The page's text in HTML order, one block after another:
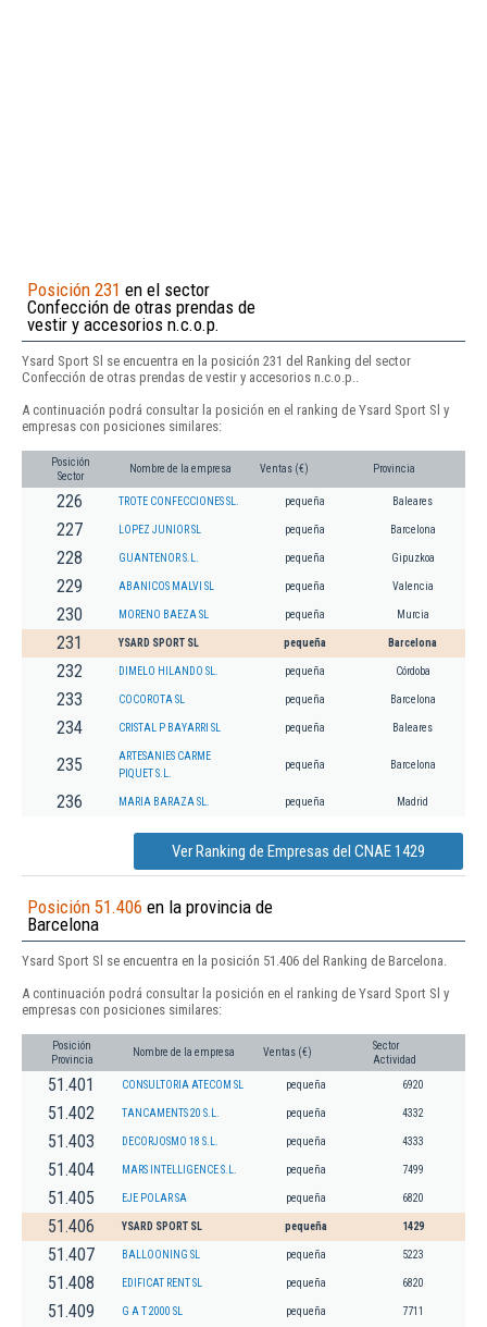
Posición 231 en el sector
Confección de otras prendas de
vestir y accesorios n.c.o.p.
Ysard Sport Sl se encuentra en la posición 231 del Ranking del sector
Confección de otras prendas de vestir y accesorios n.c.o.p..
A continuación podrá consultar la posición en el ranking de Ysard Sport Sl y
empresas con posiciones similares:
Posición
Sector
Nombre de la empresa Ventas (€) Provincia
226 TROTE CONFECCIONES SL. pequeña Baleares
227 LOPEZ JUNIOR SL pequeña Barcelona
228 GUANTENOR S.L. pequeña Gipuzkoa
229 ABANICOS MALVI SL pequeña Valencia
230 MORENO BAEZA SL pequeña Murcia
231 YSARD SPORT SL pequeña Barcelona
232 DIMELO HILANDO SL. pequeña Córdoba
233 COCOROTA SL pequeña Barcelona
234 CRISTAL P BAYARRI SL pequeña Baleares
235
ARTESANIES CARME
PIQUET S.L.
pequeña Barcelona
236 MARIA BARAZA SL. pequeña Madrid
Ver Ranking de Empresas del CNAE 1429
Posición 51.406 en la provincia de
Barcelona
Ysard Sport Sl se encuentra en la posición 51.406 del Ranking de Barcelona.
A continuación podrá consultar la posición en el ranking de Ysard Sport Sl y
empresas con posiciones similares:
Posición
Provincia
Nombre de la empresa Ventas (€)
Sector
Actividad
51.401 CONSULTORIA ATECOM SL pequeña 6920
51.402 TANCAMENTS 20 S.L. pequeña 4332
51.403 DECORJOSMO 18 S.L. pequeña 4333
51.404 MARS INTELLIGENCE S.L. pequeña 7499
51.405 EJE POLAR SA pequeña 6820
51.406 YSARD SPORT SL pequeña 1429
51.407 BALLOONING SL pequeña 5223
51.408 EDIFICAT RENT SL pequeña 6820
51.409 G A T 2000 SL pequeña 7711